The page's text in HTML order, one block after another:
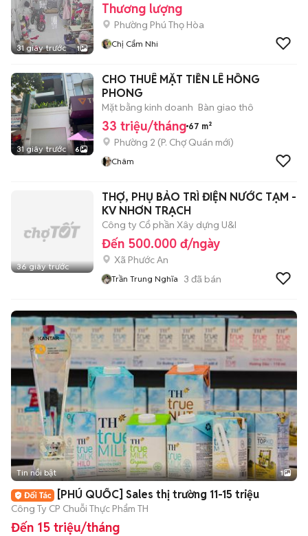
31 giây trước 1
Thương lượng
Phường Phú Thọ Hòa
Chị Cẩm Nhi
31 giây trước 6
CHO THUÊ MẶT TIỀN LÊ HỒNG
PHONG
Mặt bằng kinh doanh Bàn giao thô
33 triệu/tháng 67 m²
Phường 2 (P. Chợ Quán mới)
Châm
36 giây trước
THỢ, PHỤ BẢO TRÌ ĐIỆN NƯỚC TẠM -
KV NHƠN TRẠCH
Công ty Cổ phần Xây dựng U&I
Đến 500.000 đ/ngày
Xã Phước An
Trần Trung Nghĩa 3 đã bán
Tin nổi bật 1
[PHÚ QUỐC] Sales thị trường 11-15 triệu
Công Ty CP Chuỗi Thực Phẩm TH
Đến 15 triệu/tháng